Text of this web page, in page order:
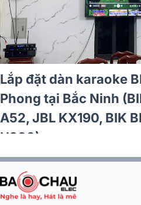
Lắp đặt dàn karaoke
Phong tại Bắc Ninh
A52, JBL KX190, BIK
U200)